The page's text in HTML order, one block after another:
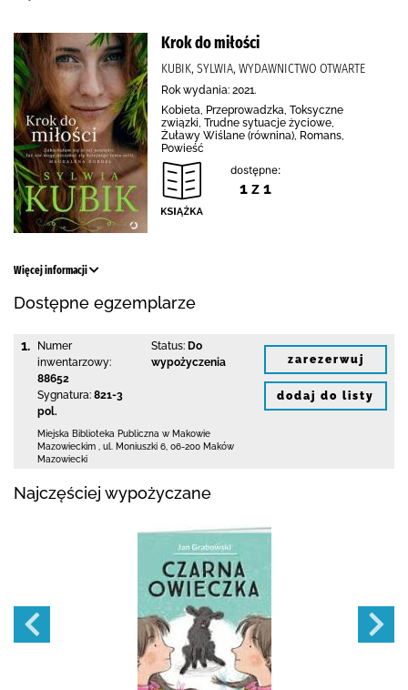
Krok do miłości
KUBIK, SYLWIA, WYDAWNICTWO OTWARTE
Rok wydania: 2021.
Kobieta, Przeprowadzka, Toksyczne
związki, Trudne sytuacje życiowe,
Żuławy Wiślane (równina), Romans,
Powieść
dostępne:
1 z 1
Więcej informacji
Dostępne egzemplarze
1.
Numer
inwentarzowy:
88652
Sygnatura: 821-3
pol.
Status: Do
wypożyczenia
Miejska Biblioteka Publiczna w Makowie
Mazowieckim
ul. Moniuszki 6 06-200 Maków
Mazowiecki
zarezerwuj
dodaj do listy
Najczęściej wypożyczane